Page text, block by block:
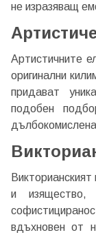
не изразяващ
Артистичните
оригинални
придават
подобен
и
вдъхновен от